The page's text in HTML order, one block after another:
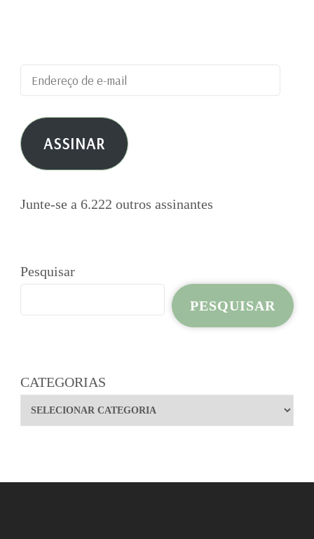
Endereço
de
e-
mail ASSINAR
Junte-se a 6.222 outros assinantes
Pesquisar
PESQUISAR
CATEGORIAS